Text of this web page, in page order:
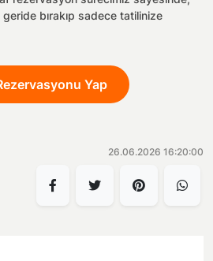
geride bırakıp sadece tatilinize
Yap
26.06.2026 16:20:00